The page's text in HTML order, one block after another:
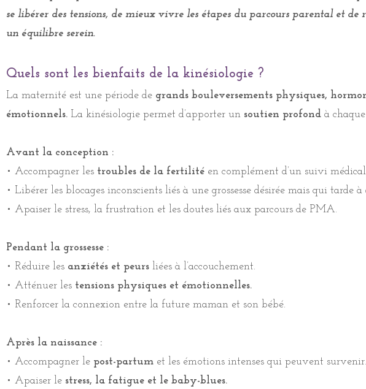
un équilibre serein.
La maternité est une période degrands bouleversements physiques,
émotionnels.La kinésiologie permet d’apporter unsoutien profondà
• Accompagner lestroubles de la fertilité
• Libérer les blocages inconscients liés à une grossesse désirée mais qui tarde à
• Apaiser le stress, la frustration et les doutes liés aux parcours de PMA.
• Réduire lesanxiétés et peurs
• Atténuer lestensions physiques et émotionnelles.
• Renforcer la connexion entre la future maman et son bébé.
• Accompagner lepost-partum
• Apaiser lestress, la fatigue et le baby-blues.
• Retrouver confiance en soi et en ses capacités de parent.
se libérer des tensions, de mieux vivre les étapes du parcours parental et de
un équilibre serein.
Quels sont les bienfaits de la kinésiologie ?
La maternité est une période de grands bouleversements physiques,
émotionnels. La kinésiologie permet d’apporter un soutien profond à
Avant la conception :
• Accompagner les troubles de la fertilité en complément d’un suivi
• Libérer les blocages inconscients liés à une grossesse désirée mais qui tarde
• Apaiser le stress, la frustration et les doutes liés aux parcours de PMA.
Pendant la grossesse :
• Réduire les anxiétés et peurs liées à l’accouchement.
• Atténuer les tensions physiques et émotionnelles.
• Renforcer la connexion entre la future maman et son bébé.
Après la naissance :
• Accompagner le post-partum et les émotions intenses qui peuvent survenir.
• Apaiser le stress, la fatigue et le baby-blues.